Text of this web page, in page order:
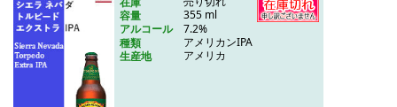
容量
355 ml
アルコール
7.2%
種類
アメリカンIPA
生産地
アメリカ